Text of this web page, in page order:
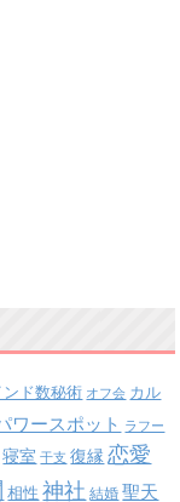
ンド数秘術 オフ会 カル
ワースポット ラフー
寝室 干支 復縁 恋愛
相性 神社 結婚 聖天